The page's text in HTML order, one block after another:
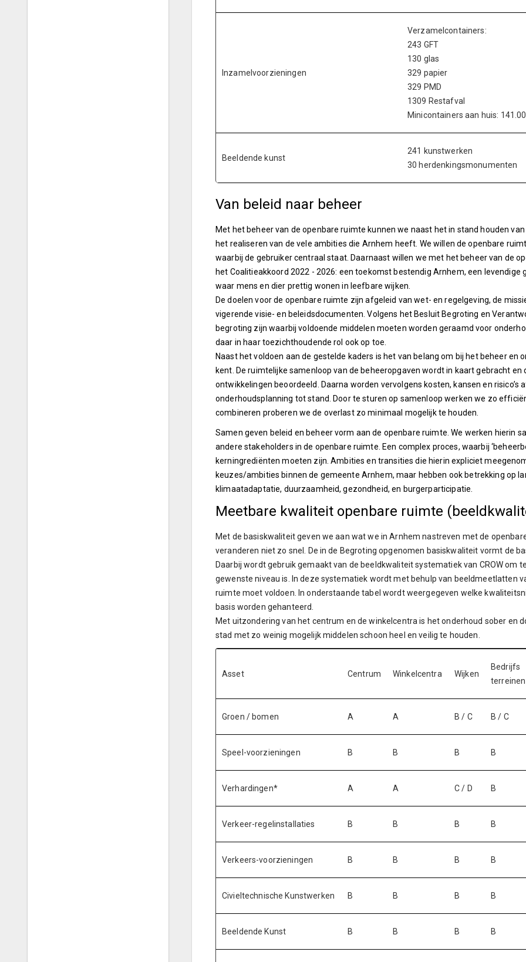
Inzamelvoorzieningen
Verzamelcontainers:
243 GFT
130 glas
329 papier
329 PMD
1309 Restafval
Minicontainers aan huis:
Beeldende kunst
241 kunstwerken
30 herdenkingsmonumenten
Van beleid naar beheer
Met het beheer van de openbare ruimte kunnen we naast het in stand houden
het realiseren van de vele ambities die Arnhem heeft. We willen de openbare
waarbij de gebruiker centraal staat. Daarnaast willen we met het beheer van de
het Coalitieakkoord 2022 - 2026: een toekomst bestendig Arnhem, een
waar mens en dier prettig wonen in leefbare wijken.
De doelen voor de openbare ruimte zijn afgeleid van wet- en regelgeving, de
vigerende visie- en beleidsdocumenten. Volgens het Besluit Begroting en
begroting zijn waarbij voldoende middelen moeten worden geraamd voor
daar in haar toezichthoudende rol ook op toe.
Naast het voldoen aan de gestelde kaders is het van belang om bij het beheer en
kent. De ruimtelijke samenloop van de beheeropgaven wordt in kaart gebracht
ontwikkelingen beoordeeld. Daarna worden vervolgens kosten, kansen en risico’s
onderhoudsplanning tot stand. Door te sturen op samenloop werken we zo
combineren proberen we de overlast zo minimaal mogelijk te houden.
Samen geven beleid en beheer vorm aan de openbare ruimte. We werken hierin
andere stakeholders in de openbare ruimte. Een complex proces, waarbij
kerningrediënten moeten zijn. Ambities en transities die hierin expliciet
keuzes/ambities binnen de gemeente Arnhem, maar hebben ook betrekking op
klimaatadaptatie, duurzaamheid, gezondheid, en burgerparticipatie.
Meetbare kwaliteit openbare ruimte
Met de basiskwaliteit geven we aan wat we in Arnhem nastreven met de
veranderen niet zo snel. De in de Begroting opgenomen basiskwaliteit vormt de
Daarbij wordt gebruik gemaakt van de beeldkwaliteit systematiek van CROW
gewenste niveau is. In deze systematiek wordt met behulp van beeldmeetlatten
ruimte moet voldoen. In onderstaande tabel wordt weergegeven welke
basis worden gehanteerd.
Met uitzondering van het centrum en de winkelcentra is het onderhoud sober en
stad met zo weinig mogelijk middelen schoon heel en veilig te houden.
Asset Centrum Winkelcentra Wijken
Bedrijfs
terreinen
Groen / bomen A A B / C B / C
Speel-voorzieningen B B B B
Verhardingen* A A C / D B
Verkeer-regelinstallaties B B B B
Verkeers-voorzieningen B B B B
Civieltechnische Kunstwerken B B B B
Beeldende Kunst B B B B